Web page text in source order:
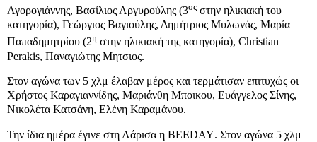
Αγορογιάννης, Βασίλιος Αργυρούλης (3ος στην ηλικιακή του
κατηγορία), Γεώργιος Βαγιούλης, Δημήτριος Μυλωνάς, Μαρία
Παπαδημητρίου (2η στην ηλικιακή της κατηγορία), Christian
Perakis, Παναγιώτης Μητσιος.
Στον αγώνα των 5 χλμ έλαβαν μέρος και τερμάτισαν επιτυχώς οι
Χρήστος Καραγιαννίδης, Μαριάνθη Μποικου, Ευάγγελος Σίνης,
Νικολέτα Κατσάνη, Ελένη Καραμάνου.
Την ίδια ημέρα έγινε στη Λάρισα η BEEDAY. Στον αγώνα 5 χλμ